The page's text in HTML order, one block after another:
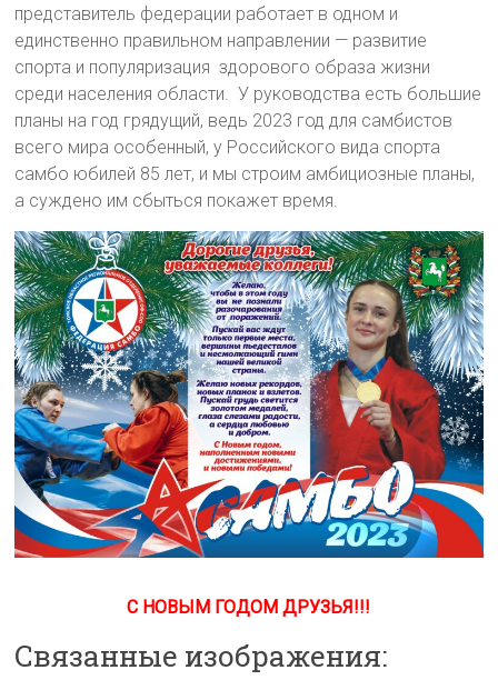
представитель федерации работает в одном и
единственно правильном направлении — развитие
спорта и популяризация здорового образа жизни
среди населения области. У руководства есть большие
планы на год грядущий, ведь 2023 год для самбистов
всего мира особенный, у Российского вида спорта
самбо юбилей 85 лет, и мы строим амбициозные планы,
а суждено им сбыться покажет время.
С НОВЫМ ГОДОМ ДРУЗЬЯ!!!
Связанные изображения: